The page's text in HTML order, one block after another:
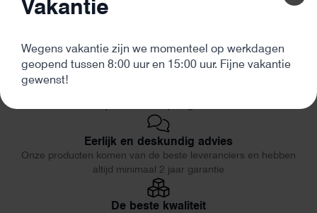
Eerlijk en deskundig advies
Onze producten komen van de beste leveranciers en hebben
altijd minimaal 2 jaar garantie
De beste kwaliteit
Vakantie
Wegens vakantie zijn we momenteel op werkdagen
geopend tussen 8:00 uur en 15:00 uur. Fijne vakantie
gewenst!